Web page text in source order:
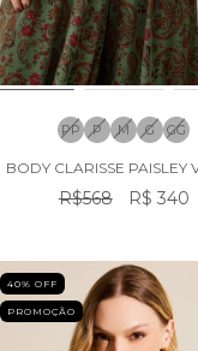
PP P M G GG
BODY CLARISSE PAISLEY
R$568 R$ 340
40% OFF
PROMOÇÃO